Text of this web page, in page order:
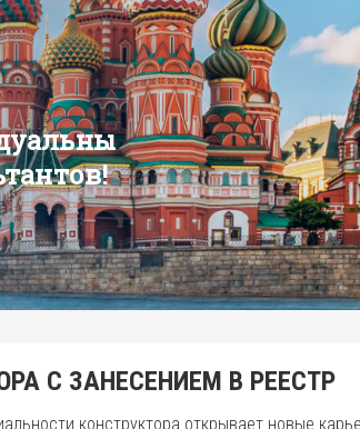
С ЗАНЕСЕНИЕМ В РЕЕСТР
конструктора открывает новые